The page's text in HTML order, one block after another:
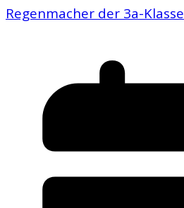
Regenmacher der 3a-Klasse